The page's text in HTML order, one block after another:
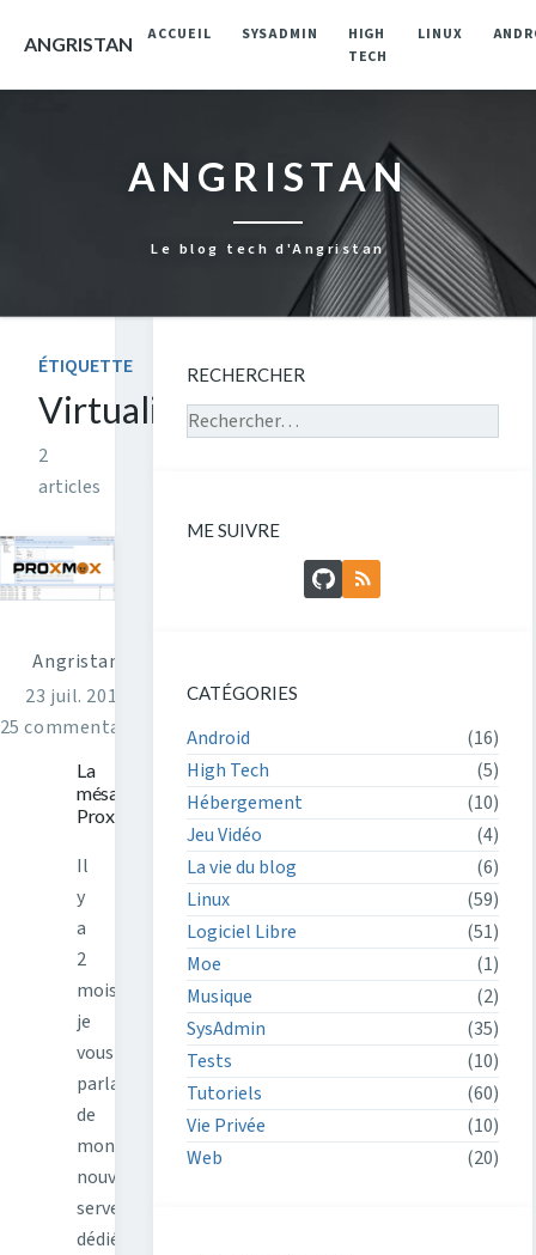
ANGRISTAN ACCUEIL SYSADMIN
HIGH
TECH
LINUX
ANGRISTAN
Le blog tech d'Angristan
ÉTIQUETTE
Virtualisation
2
articles
Angristan
23 juil. 2016
25 commentaires
La
mésaventure
Proxmox
Il
y
a
2
mois
je
vous
parlais
de
mon
nouveau
serveur
dédié
RECHERCHER
Rechercher sur le site
ME SUIVRE
GitHubFlux RSS
CATÉGORIES
Android
(16)
High Tech
(5)
Hébergement
(10)
Jeu Vidéo
(4)
La vie du blog
(6)
Linux
(59)
Logiciel Libre
(51)
Moe
(1)
Musique
(2)
SysAdmin
(35)
Tests
(10)
Tutoriels
(60)
Vie Privée
(10)
Web
(20)